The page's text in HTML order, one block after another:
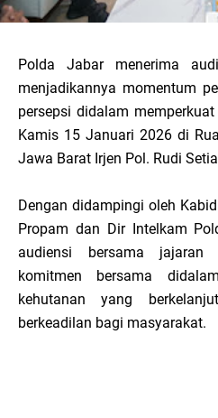
Polda Jabar menerima
menjadikannya momentum
persepsi didalam
Kamis 15 Januari 2026 di
Jawa Barat Irjen Pol. Rudi
Dengan didampingi oleh
Propam dan Dir Intelkam
audiensi bersama jajaran
komitmen bersama
kehutanan yang
berkeadilan bagi masyarakat.